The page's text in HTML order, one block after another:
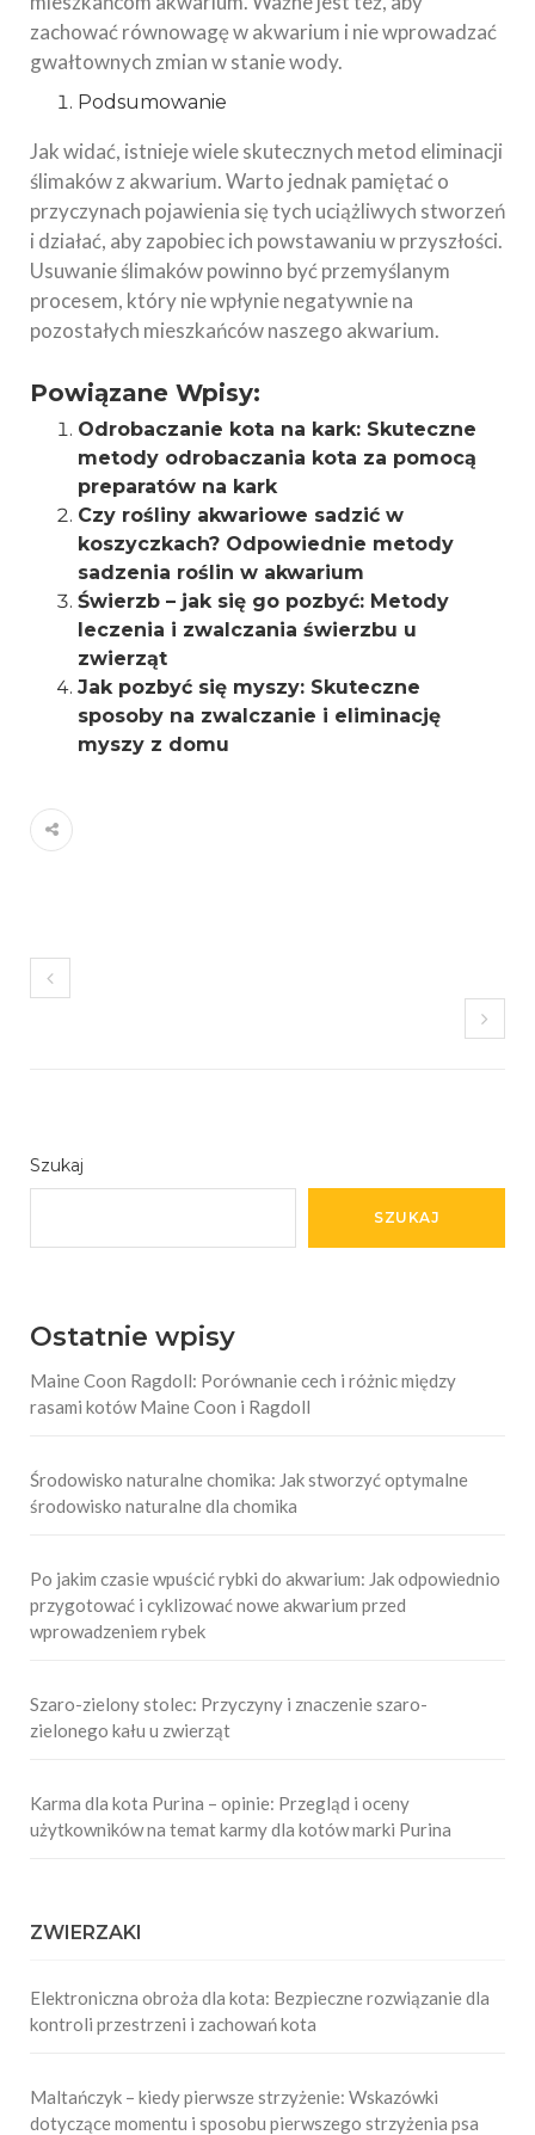
zachować równowagę w akwarium i nie wprowadzać
gwałtownych zmian w stanie wody.
Podsumowanie
Jak widać, istnieje wiele skutecznych metod eliminacji
ślimaków z akwarium. Warto jednak pamiętać o
przyczynach pojawienia się tych uciążliwych stworzeń
i działać, aby zapobiec ich powstawaniu w przyszłości.
Usuwanie ślimaków powinno być przemyślanym
procesem, który nie wpłynie negatywnie na
pozostałych mieszkańców naszego akwarium.
Powiązane Wpisy:
Odrobaczanie kota na kark: Skuteczne
metody odrobaczania kota za pomocą
preparatów na kark
Czy rośliny akwariowe sadzić w
koszyczkach? Odpowiednie metody
sadzenia roślin w akwarium
Świerzb – jak się go pozbyć: Metody
leczenia i zwalczania świerzbu u
zwierząt
Jak pozbyć się myszy: Skuteczne
sposoby na zwalczanie i eliminację
myszy z domu
Szukaj
SZUKAJ
Ostatnie wpisy
Maine Coon Ragdoll: Porównanie cech i różnic między
rasami kotów Maine Coon i Ragdoll
Środowisko naturalne chomika: Jak stworzyć optymalne
środowisko naturalne dla chomika
Po jakim czasie wpuścić rybki do akwarium: Jak odpowiednio
przygotować i cyklizować nowe akwarium przed
wprowadzeniem rybek
Szaro-zielony stolec: Przyczyny i znaczenie szaro-
zielonego kału u zwierząt
Karma dla kota Purina – opinie: Przegląd i oceny
użytkowników na temat karmy dla kotów marki Purina
ZWIERZAKI
Elektroniczna obroża dla kota: Bezpieczne rozwiązanie dla
kontroli przestrzeni i zachowań kota
Maltańczyk – kiedy pierwsze strzyżenie: Wskazówki
dotyczące momentu i sposobu pierwszego strzyżenia psa